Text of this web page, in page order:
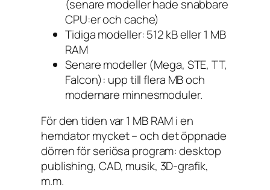
(senare modeller hade snabbare
CPU:er och cache)
Tidiga modeller: 512 kB eller 1 MB
RAM
Senare modeller (Mega, STE, TT,
Falcon): upp till flera MB och
modernare minnesmoduler.
För den tiden var 1 MB RAM i en
hemdator mycket – och det öppnade
dörren för seriösa program: desktop
publishing, CAD, musik, 3D-grafik,
m.m.